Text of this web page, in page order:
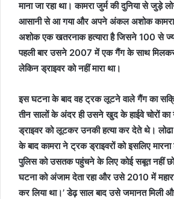
माना जा रहा था। कामरा जुर्म की दुनिया से जुड़े
आसानी से आ गया और अपने अंकल अशोक कामरा
अशोक एक खतरनाक हत्यारा है जिसने 100 से
पहली बार उसने 2007 में एक गैंग के साथ
लेकिन ड्राइवर को नहीं मारा था।
इस घटना के बाद वह ट्रक लूटने वाले गैंग का
तीन सालों के अंदर ही उसने खुद के हाईवे चोरों
ड्राइवर को लूटकर उनकी हत्या कर देते थे।
के बाद कामरा ने ट्रक ड्राइवरों को इसलिए
पुलिस को उसतक पहुंचने के लिए कोई सबूत नहीं
घटना को अंजाम देता रहा और उसे 2010 में
कर लिया था।’ डेढ़ साल बाद उसे जमानत